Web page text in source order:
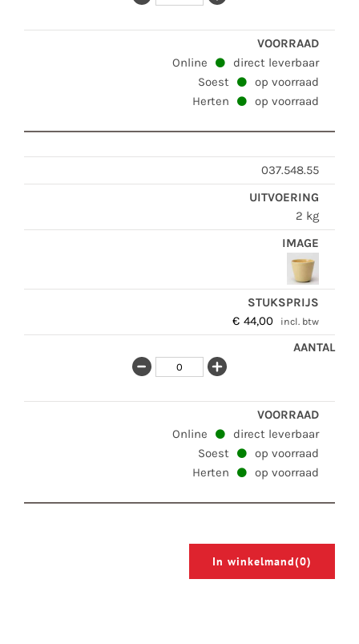
Online
direct leverbaar
Soest
op voorraad
Herten
op voorraad
037.548.55
2 kg
€ 44,00 incl. btw
Online
direct leverbaar
Soest
op voorraad
Herten
op voorraad
In winkelmand(0)